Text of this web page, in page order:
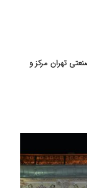
تهران مرکز و